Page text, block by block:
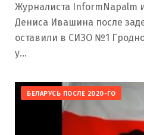
Журналиста InformNapalm
Дениса Ивашина после
оставили в СИЗО №1
у…
БЕЛАРУСЬ ПОСЛЕ 2020-ГО